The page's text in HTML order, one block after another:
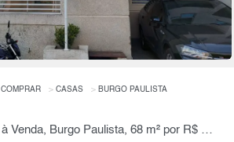
COMPRAR CASAS BURGO PAULISTA
Sobrado, 2 Quartos à Venda, Burgo Paulista, 68 m² por R$ 410.000,00